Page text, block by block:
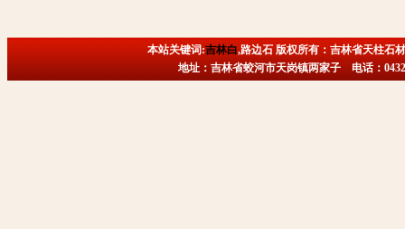
本站关键词:吉林白,路边石 版权所有：吉林省天柱石
地址：吉林省蛟河市天岗镇两家子 电话：